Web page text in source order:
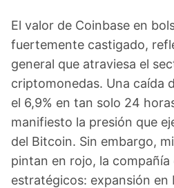
El valor de Coinbase en
fuertemente castigado,
general que atraviesa el
criptomonedas. Una caída
el 6,9% en tan solo 24
manifiesto la presión que
del Bitcoin. Sin embargo,
pintan en rojo, la
estratégicos: expansión en